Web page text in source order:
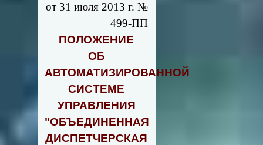
от 31 июля 2013 г. №
499-ПП
ПОЛОЖЕНИЕ
ОБ
АВТОМАТИЗИРОВАННОЙ
СИСТЕМЕ
УПРАВЛЕНИЯ
"ОБЪЕДИНЕННАЯ
ДИСПЕТЧЕРСКАЯ